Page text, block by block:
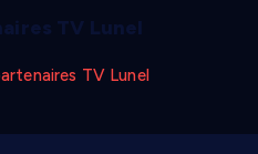
TV Lunel
TV Lunel